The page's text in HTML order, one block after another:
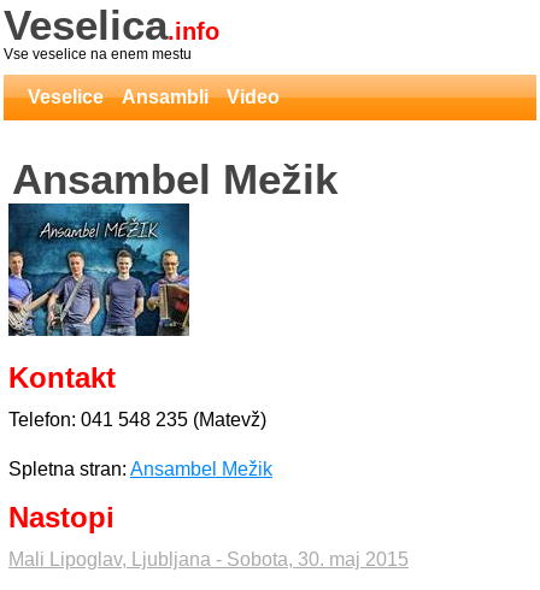
Veselica.info
Vse veselice na enem mestu
Veselice Ansambli Video
Ansambel Mežik
Kontakt
Telefon: 041 548 235 (Matevž)
Spletna stran: Ansambel Mežik
Nastopi
Mali Lipoglav, Ljubljana - Sobota, 30. maj 2015